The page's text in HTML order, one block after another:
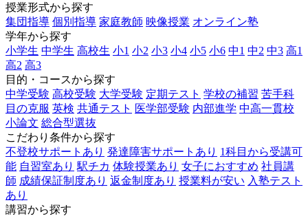
授業形式から探す
集団指導 個別指導 家庭教師 映像授業 オンライン塾
学年から探す
小学生 中学生 高校生 小1 小2 小3 小4 小5 小6 中1 中2 中3 高1
高2 高3
目的・コースから探す
中学受験 高校受験 大学受験 定期テスト 学校の補習 苦手科
目の克服 英検 共通テスト 医学部受験 内部進学 中高一貫校
小論文 総合型選抜
こだわり条件から探す
不登校サポートあり 発達障害サポートあり 1科目から受講可
能 自習室あり 駅チカ 体験授業あり 女子におすすめ 社員講
師 成績保証制度あり 返金制度あり 授業料が安い 入塾テスト
あり
講習から探す